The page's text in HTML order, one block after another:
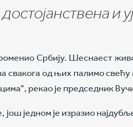
и
Србију. Шеснаест
свакога од њих палимо
рекао је председник
једном је изразио